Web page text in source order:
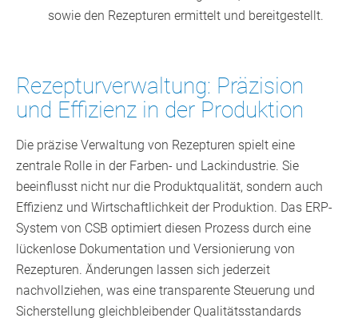
sowie den Rezepturen ermittelt und bereitgestellt.
Rezepturverwaltung: Präzision
und Effizienz in der Produktion
Die präzise Verwaltung von Rezepturen spielt eine
zentrale Rolle in der Farben- und Lackindustrie. Sie
beeinflusst nicht nur die Produktqualität, sondern auch
Effizienz und Wirtschaftlichkeit der Produktion. Das ERP-
System von CSB optimiert diesen Prozess durch eine
lückenlose Dokumentation und Versionierung von
Rezepturen. Änderungen lassen sich jederzeit
nachvollziehen, was eine transparente Steuerung und
Sicherstellung gleichbleibender Qualitätsstandards